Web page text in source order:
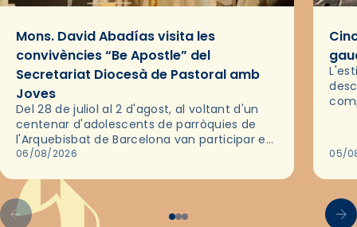
Mons. David Abadías visita les
convivències “Be Apostle” del
Secretariat Diocesà de Pastoral amb
Joves
Del 28 de juliol al 2 d'agost, al voltant d'un
centenar d'adolescents de parròquies de
l'Arquebisbat de Barcelona van participar en
les convivències Be Apostle, organitzades
06/08/2026 05/